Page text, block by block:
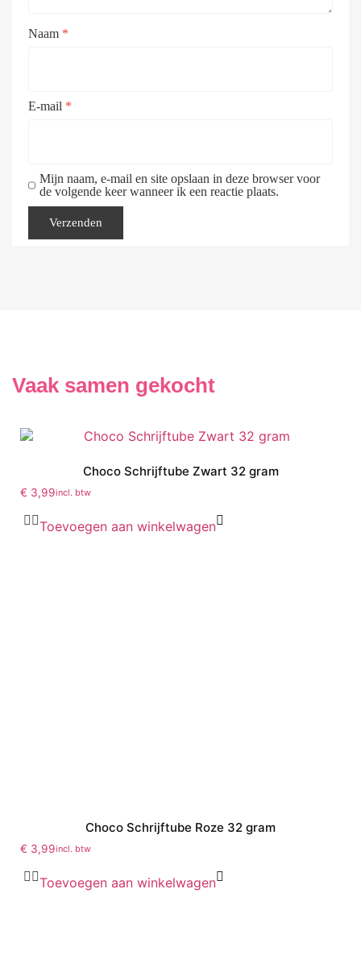
Naam *
E-mail *
Mijn naam, e-mail en site opslaan in deze browser voor
de volgende keer wanneer ik een reactie plaats.
Vaak samen gekocht
Choco Schrijftube Zwart 32 gram
€ 3,99incl. btw
Toevoegen aan winkelwagen
Choco Schrijftube Roze 32 gram
€ 3,99incl. btw
Toevoegen aan winkelwagen